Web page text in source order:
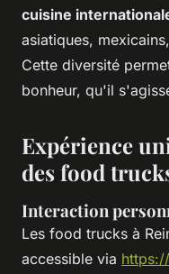
cuisine
asiatiques,
Cette diversité
bonheur, qu'il
Expérience
des food
Interaction
Les food trucks à
accessible via